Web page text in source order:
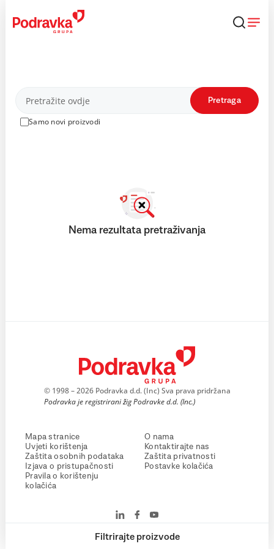
content
Proizvodi
Samo novi proizvodi
Pretraga
Filtrirajte proizvode
Nema rezultata pretraživanja
© 1998 – 2026 Podravka d.d. (Inc) Sva prava pridržana
Podravka je registrirani žig Podravke d.d. (Inc.)
Mapa stranice
Uvjeti korištenja
Zaštita osobnih podataka
Izjava o pristupačnosti
Pravila o korištenju
kolačića
O nama
Kontaktirajte nas
Zaštita privatnosti
Postavke kolačića